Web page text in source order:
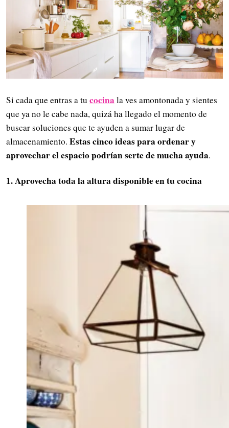
Si cada que entras a tu cocina la ves amontonada y sientes
que ya no le cabe nada, quizá ha llegado el momento de
buscar soluciones que te ayuden a sumar lugar de
almacenamiento. Estas cinco ideas para ordenar y
aprovechar el espacio podrían serte de mucha ayuda.
1. Aprovecha toda la altura disponible en tu cocina